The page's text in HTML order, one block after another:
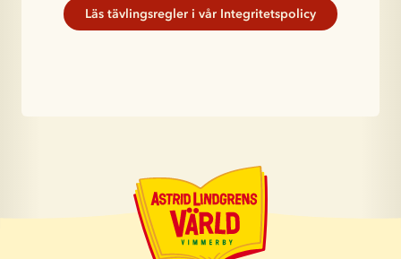
Läs tävlingsregler i vår Integritetspolicy